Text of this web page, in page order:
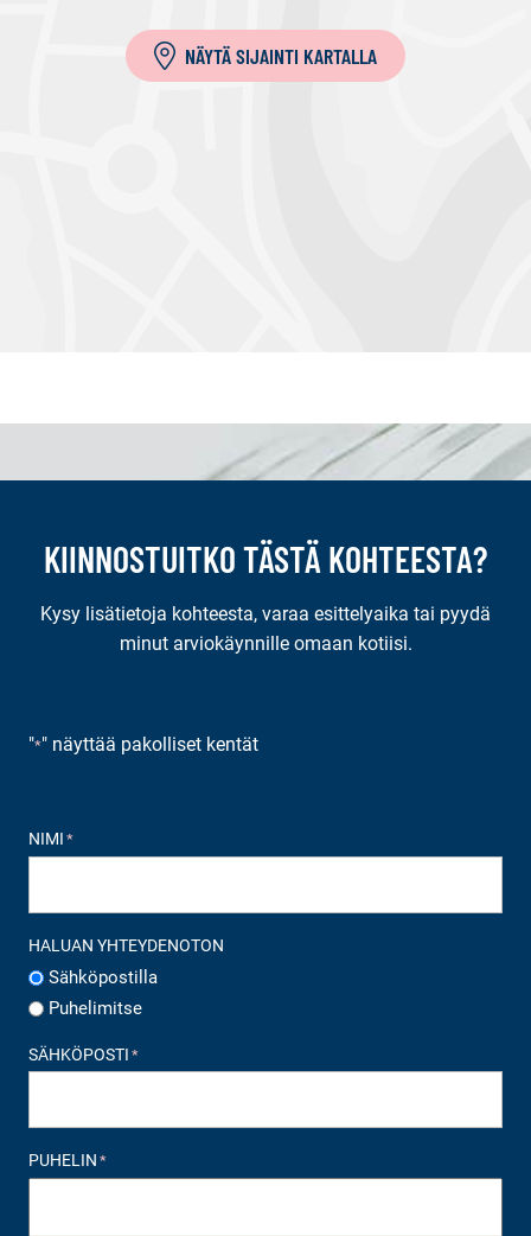
NÄYTÄ SIJAINTI KARTALLA
KIINNOSTUITKO TÄSTÄ KOHTEESTA?
Kysy lisätietoja kohteesta, varaa esittelyaika tai pyydä
minut arviokäynnille omaan kotiisi.
"*" näyttää pakolliset kentät
NIMI *
HALUAN YHTEYDENOTON
Sähköpostilla
Puhelimitse
SÄHKÖPOSTI *
PUHELIN *